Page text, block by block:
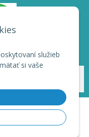
služieb
si vaše